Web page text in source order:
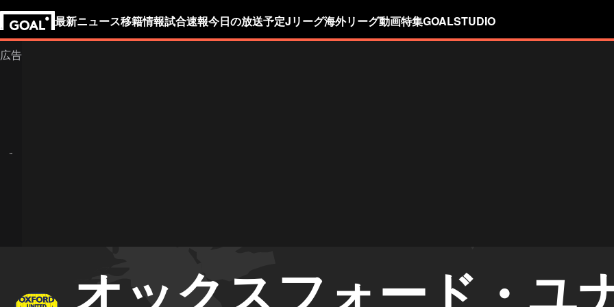
最新ニュース移籍情報試合速報今日の放送予定Jリーグ海外リーグ動画特集GOALSTUDIO
オックスフォード・ユ